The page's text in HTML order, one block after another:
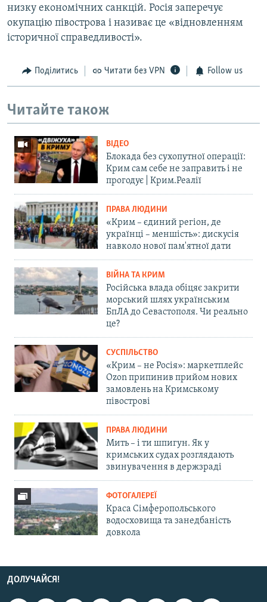
низку економічних санкцій. Росія заперечує
окупацію півострова і називає це «відновленням
історичної справедливості».
Поділитись Читати без VPN Follow us
Читайте також
ВІДЕО
Блокада без сухопутної операції:
Крим сам себе не заправить і не
прогодує | Крим.Реалії
ПРАВА ЛЮДИНИ
«Крим – єдиний регіон, де
українці – меншість»: дискусія
навколо нової пам'ятної дати
ВІЙНА ТА КРИМ
Російська влада обіцяє закрити
морський шлях українським
БпЛА до Севастополя. Чи реально
це?
СУСПІЛЬСТВО
«Крим – не Росія»: маркетплейс
Ozon припинив прийом нових
замовлень на Кримському
півострові
ПРАВА ЛЮДИНИ
Мить – і ти шпигун. Як у
кримських судах розглядають
звинувачення в держзраді
ФОТОГАЛЕРЕЇ
Краса Сімферопольського
водосховища та занедбаність
довкола
ДОЛУЧАЙСЯ!